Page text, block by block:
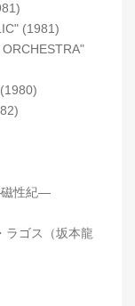
(1981)
磁性紀―
ラゴス（坂本龍